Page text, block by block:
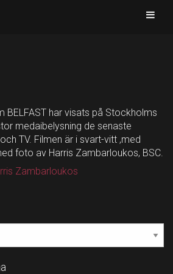
BELFAST har visats på Stockholms
medaibelysning de senaste
TV. Filmen är i svart-vitt ,med
foto av Harris Zambarloukos, BSC.
Zambarloukos